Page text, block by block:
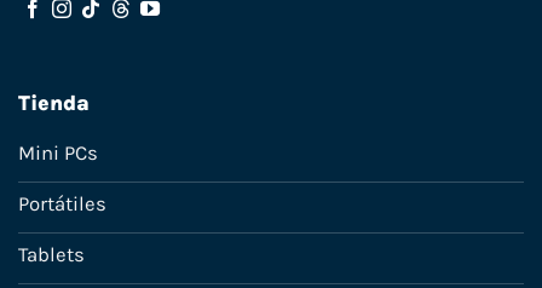
Tienda
Mini PCs
Portátiles
Tablets